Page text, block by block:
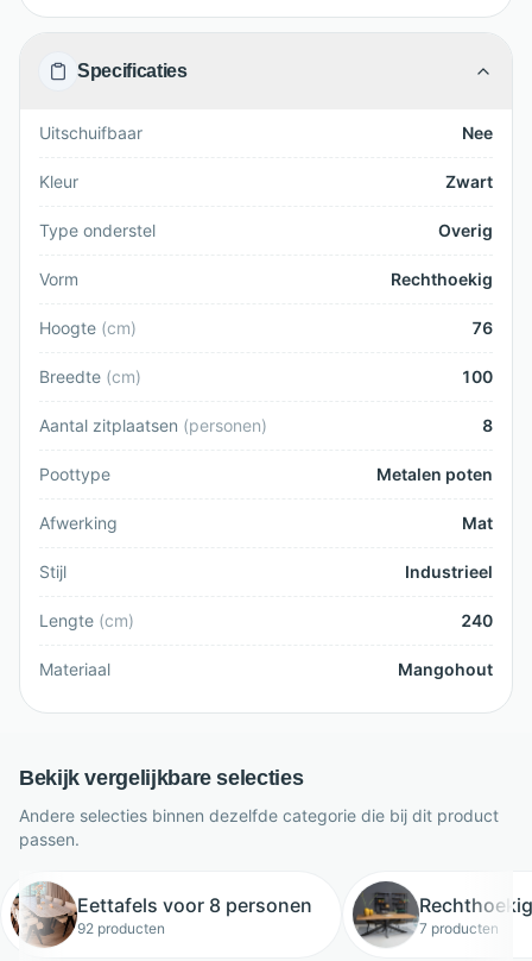
Specificaties
Uitschuifbaar Nee
Kleur Zwart
Type onderstel Overig
Vorm Rechthoekig
Hoogte (cm) 76
Breedte (cm) 100
Aantal zitplaatsen (personen) 8
Poottype Metalen poten
Afwerking Mat
Stijl Industrieel
Lengte (cm) 240
Materiaal Mangohout
Bekijk vergelijkbare selecties
Andere selecties binnen dezelfde categorie die bij dit product
passen.
Eettafels voor 8 personen
92 producten 7 producten